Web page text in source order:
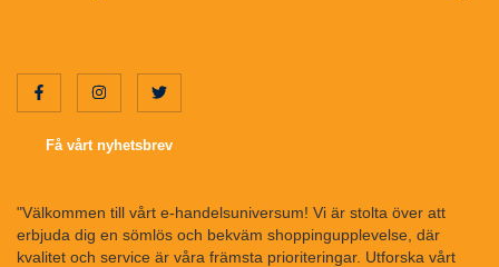
Få vårt nyhetsbrev
"Välkommen till vårt e-handelsuniversum! Vi är stolta över att
erbjuda dig en sömlös och bekväm shoppingupplevelse, där
kvalitet och service är våra främsta prioriteringar. Utforska vårt